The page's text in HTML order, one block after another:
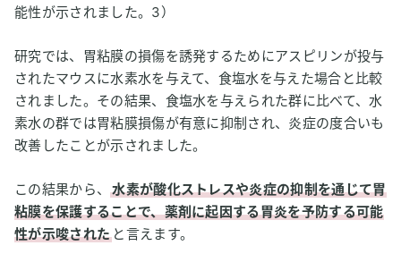
能性が示されました。3）
研究では、胃粘膜の損傷を誘発するためにアスピリンが投与
されたマウスに水素水を与えて、食塩水を与えた場合と比較
されました。その結果、食塩水を与えられた群に比べて、水
素水の群では胃粘膜損傷が有意に抑制され、炎症の度合いも
改善したことが示されました。
この結果から、水素が酸化ストレスや炎症の抑制を通じて胃
粘膜を保護することで、薬剤に起因する胃炎を予防する可能
性が示唆された と言えます。